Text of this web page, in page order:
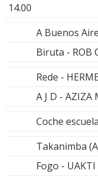
14.00
A Buenos
Biruta - ROB
Rede -
A J D - AZIZA
Coche
Takanimba
Fogo - UAKTI